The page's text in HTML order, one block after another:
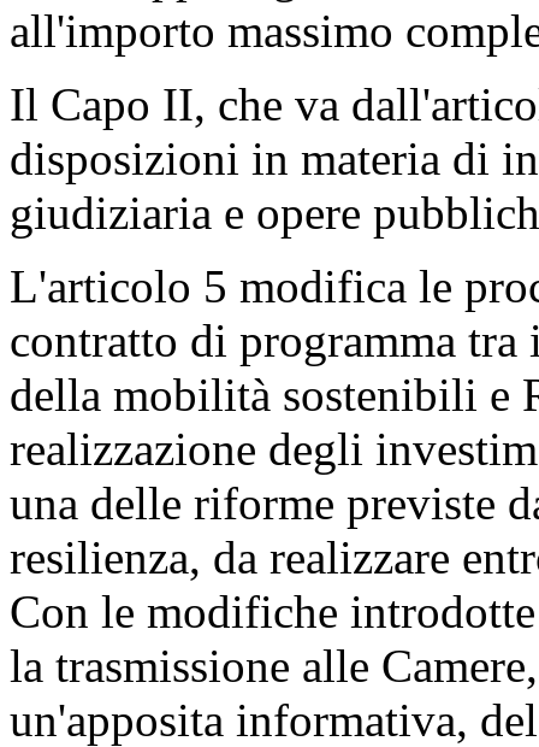
all'importo massimo
Il Capo II, che va
disposizioni in materia di
giudiziaria e opere
L'articolo 5 modifica le
contratto di programma
della mobilità sostenibili e
realizzazione degli
una delle riforme previste
resilienza, da realizzare
Con le modifiche
la trasmissione alle
un'apposita informativa,